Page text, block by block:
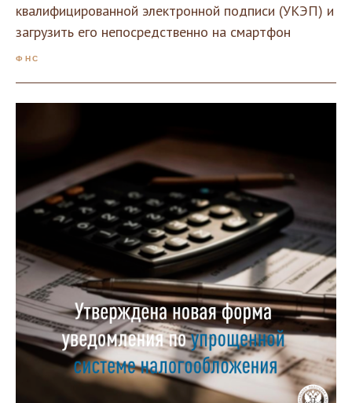
квалифицированной электронной подписи (УКЭП) и
загрузить его непосредственно на смартфон
ФНС